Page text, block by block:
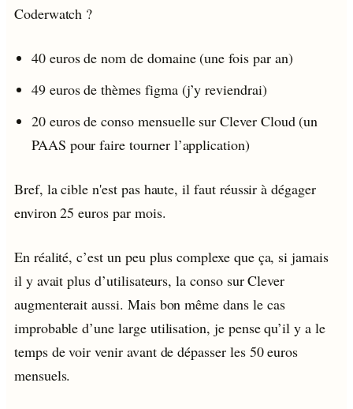
Coderwatch ?
40 euros de nom de domaine (une fois par an)
49 euros de thèmes figma (j’y reviendrai)
20 euros de conso mensuelle sur Clever Cloud (un
PAAS pour faire tourner l’application)
Bref, la cible n'est pas haute, il faut réussir à dégager
environ 25 euros par mois.
En réalité, c’est un peu plus complexe que ça, si jamais
il y avait plus d’utilisateurs, la conso sur Clever
augmenterait aussi. Mais bon même dans le cas
improbable d’une large utilisation, je pense qu’il y a le
temps de voir venir avant de dépasser les 50 euros
mensuels.